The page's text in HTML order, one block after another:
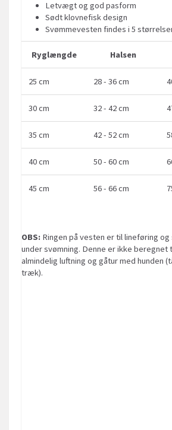
Letvægt og god pasform
Sødt klovnefisk design
Svømmevesten findes i 5
Ryglængde Halsen
25 cm 28 - 36 cm
30 cm 32 - 42 cm
35 cm 42 - 52 cm
40 cm 50 - 60 cm
45 cm 56 - 66 cm
OBS: Ringen på vesten er til lineføring
under svømning. Denne er ikke beregnet
almindelig luftning og gåtur med hunden
træk).